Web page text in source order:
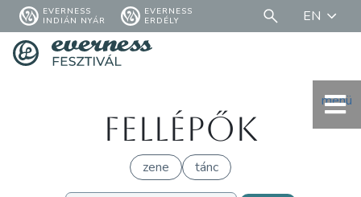
EVERNESS
INDIÁN NYÁR
EVERNESS
ERDÉLY
EN
menü
Fellépők
zene tánc